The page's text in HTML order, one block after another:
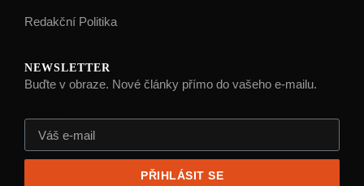
Redakční Politika
NEWSLETTER
Buďte v obraze. Nové články přímo do vašeho e-mailu.
PŘIHLÁSIT SE